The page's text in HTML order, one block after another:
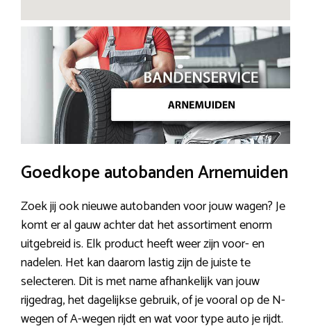
Goedkope autobanden Arnemuiden
Zoek jij ook nieuwe autobanden voor jouw wagen? Je
komt er al gauw achter dat het assortiment enorm
uitgebreid is. Elk product heeft weer zijn voor- en
nadelen. Het kan daarom lastig zijn de juiste te
selecteren. Dit is met name afhankelijk van jouw
rijgedrag, het dagelijkse gebruik, of je vooral op de N-
wegen of A-wegen rijdt en wat voor type auto je rijdt.